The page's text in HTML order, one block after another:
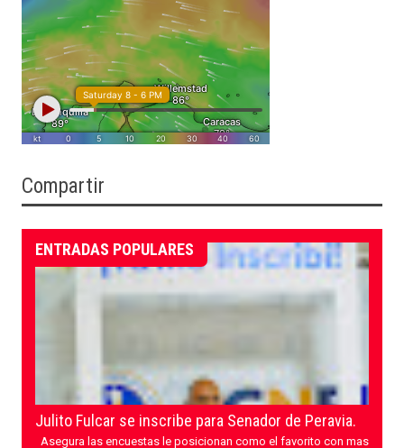
Compartir
ENTRADAS POPULARES
Julito Fulcar se inscribe para Senador de Peravia.
Asegura las encuestas le posicionan como el favorito con mas